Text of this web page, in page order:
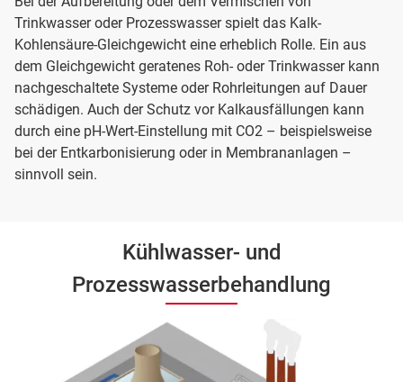
Trinkwasser oder Prozesswasser spielt das Kalk-
Kohlensäure-Gleichgewicht eine erheblich Rolle. Ein aus
dem Gleichgewicht geratenes Roh- oder Trinkwasser kann
nachgeschaltete Systeme oder Rohrleitungen auf Dauer
schädigen. Auch der Schutz vor Kalkausfällungen kann
durch eine pH-Wert-Einstellung mit CO2 – beispielsweise
bei der Entkarbonisierung oder in Membrananlagen –
sinnvoll sein.
Kühlwasser- und
Prozesswasserbehandlung